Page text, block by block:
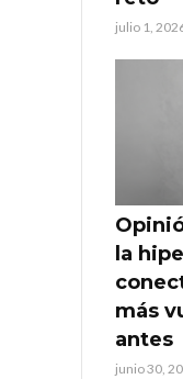
julio 1,
la
más
antes
junio 30,